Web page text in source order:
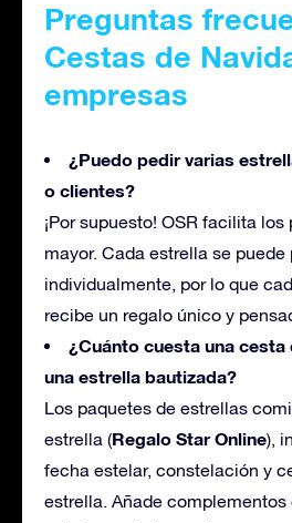
Preguntas
Cestas de
empresas
¿Puedo pedir varias
o clientes?
¡Por supuesto! OSR facilita los
mayor. Cada estrella se puede
individualmente, por lo que
recibe un regalo único y
¿Cuánto cuesta una cesta
una estrella bautizada?
Los paquetes de estrellas
estrella (Regalo Star Online),
fecha estelar, constelación y
estrella. Añade